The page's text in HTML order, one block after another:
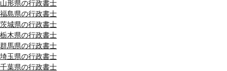
山形県の行政書士
福島県の行政書士
茨城県の行政書士
栃木県の行政書士
群馬県の行政書士
埼玉県の行政書士
千葉県の行政書士